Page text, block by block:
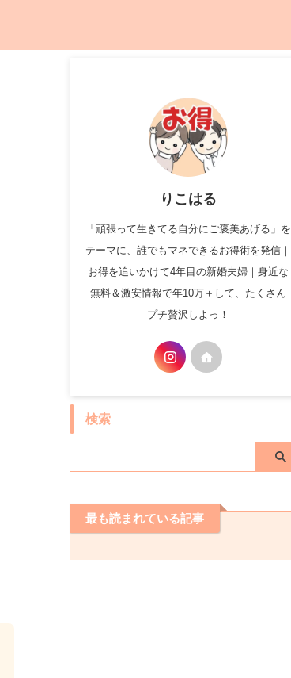
りこはる
「頑張って生きてる自分にご褒美あげる」を
テーマに、誰でもマネできるお得術を発信｜
お得を追いかけて4年目の新婚夫婦｜身近な
無料＆激安情報で年10万＋して、たくさん
プチ贅沢しよっ！
検索
最も読まれている記事